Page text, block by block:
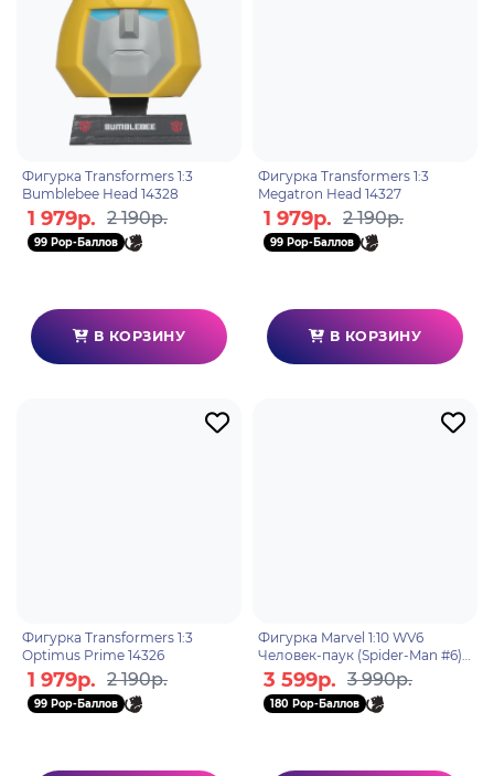
Фигурка Transformers 1:3
Bumblebee Head 14328
1 979р. 2 190р.
99 Pop-Баллов
В КОРЗИНУ
Фигурка Transformers 1:3
Megatron Head 14327
1 979р. 2 190р.
99 Pop-Баллов
В КОРЗИНУ
Фигурка Transformers 1:3
Optimus Prime 14326
1 979р. 2 190р.
99 Pop-Баллов
Фигурка Marvel 1:10 WV6
Человек-паук (Spider-Man #6)
14826
3 599р. 3 990р.
180 Pop-Баллов